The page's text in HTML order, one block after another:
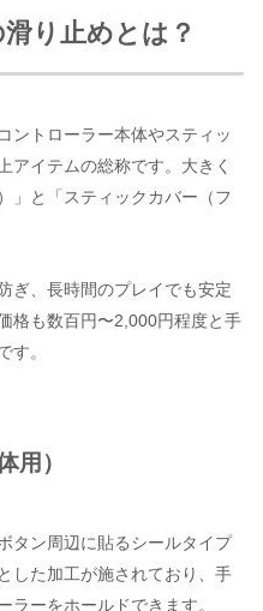
り止めとは？
ントローラー本体やスティッ
アイテムの総称です。大きく
」と「スティックカバー（フ
ぎ、長時間のプレイでも安定
格も数百円〜2,000円程度と手
す。
用）
タン周辺に貼るシールタイプ
した加工が施されており、手
ラーをホールドできます。